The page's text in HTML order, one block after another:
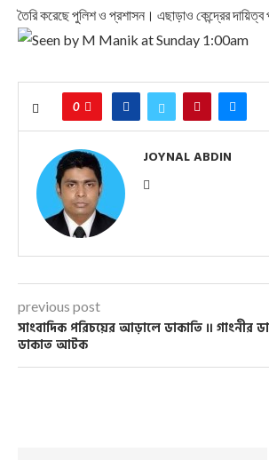
তৈরি করেছে পুলিশ ও প্রশাসন। এছাড়াও কেন্দ্রের দায়িত্ব
0
JOYNAL ABDIN
previous post
সাংবাদিক পরিচয়ের আড়ালে ডাকাতি ॥ গাংনীর
ডাকাত আটক